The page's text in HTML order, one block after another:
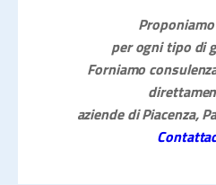
per ogni tipo di
Forniamo
aziende di Piacenza,